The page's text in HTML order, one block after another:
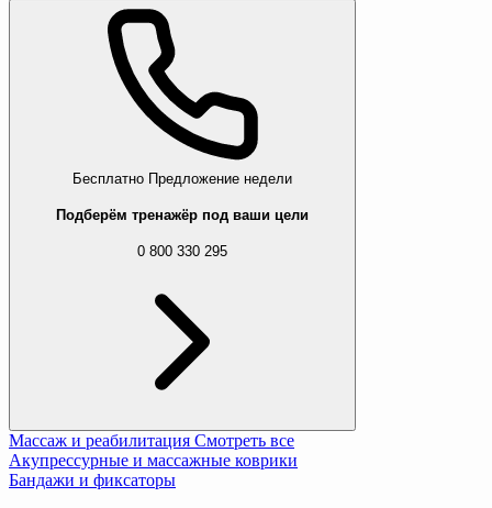
Бесплатно Предложение недели
Подберём тренажёр под ваши цели
0 800 330 295
Массаж и реабилитация Смотреть все
Акупрессурные и массажные коврики
Бандажи и фиксаторы